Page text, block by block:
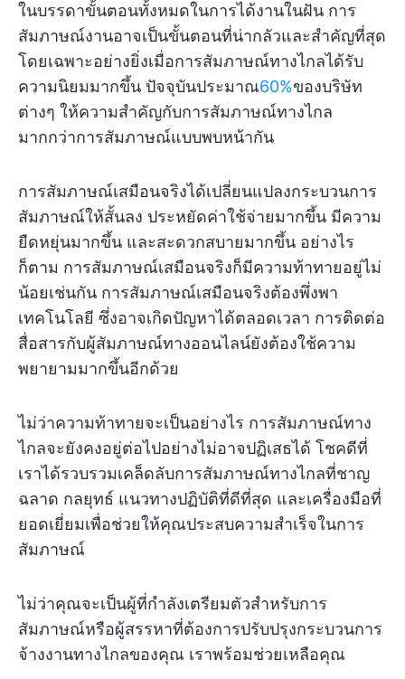
ในบรรดาขั้นตอนทั้งหมดในการได้งานในฝัน การ
สัมภาษณ์งานอาจเป็นขั้นตอนที่น่ากลัวและสำคัญที่สุด
โดยเฉพาะอย่างยิ่งเมื่อการสัมภาษณ์ทางไกลได้รับ
ความนิยมมากขึ้น ปัจจุบันประมาณ60%ของบริษัท
ต่างๆ ให้ความสำคัญกับการสัมภาษณ์ทางไกล
มากกว่าการสัมภาษณ์แบบพบหน้ากัน
การสัมภาษณ์เสมือนจริงได้เปลี่ยนแปลงกระบวนการ
สัมภาษณ์ให้สั้นลง ประหยัดค่าใช้จ่ายมากขึ้น มีความ
ยืดหยุ่นมากขึ้น และสะดวกสบายมากขึ้น อย่างไร
ก็ตาม การสัมภาษณ์เสมือนจริงก็มีความท้าทายอยู่ไม่
น้อยเช่นกัน การสัมภาษณ์เสมือนจริงต้องพึ่งพา
เทคโนโลยี ซึ่งอาจเกิดปัญหาได้ตลอดเวลา การติดต่อ
สื่อสารกับผู้สัมภาษณ์ทางออนไลน์ยังต้องใช้ความ
พยายามมากขึ้นอีกด้วย
ไม่ว่าความท้าทายจะเป็นอย่างไร การสัมภาษณ์ทาง
ไกลจะยังคงอยู่ต่อไปอย่างไม่อาจปฏิเสธได้ โชคดีที่
เราได้รวบรวมเคล็ดลับการสัมภาษณ์ทางไกลที่ชาญ
ฉลาด กลยุทธ์ แนวทางปฏิบัติที่ดีที่สุด และเครื่องมือที่
ยอดเยี่ยมเพื่อช่วยให้คุณประสบความสำเร็จในการ
สัมภาษณ์
ไม่ว่าคุณจะเป็นผู้ที่กำลังเตรียมตัวสำหรับการ
สัมภาษณ์หรือผู้สรรหาที่ต้องการปรับปรุงกระบวนการ
จ้างงานทางไกลของคุณ เราพร้อมช่วยเหลือคุณ